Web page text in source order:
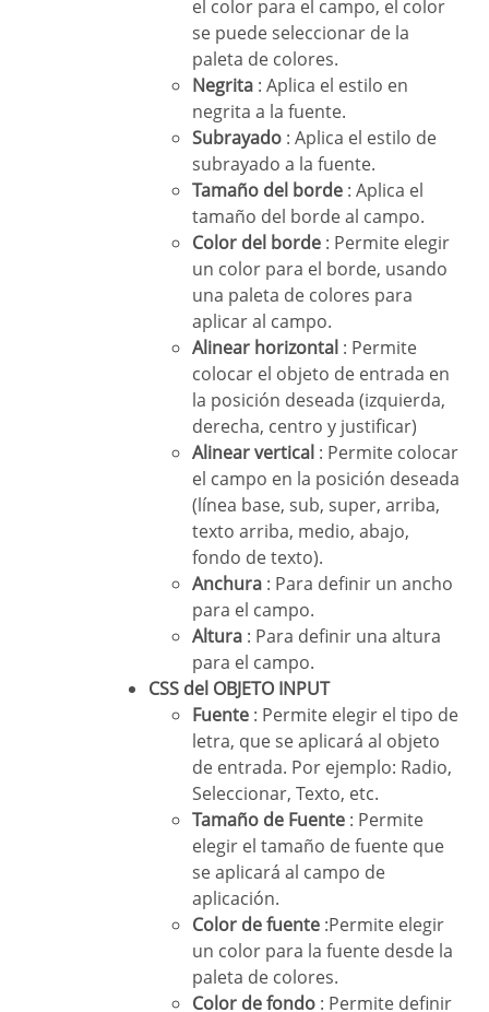
el color para el campo, el color
se puede seleccionar de la
paleta de colores.
Negrita : Aplica el estilo en
negrita a la fuente.
Subrayado : Aplica el estilo de
subrayado a la fuente.
Tamaño del borde : Aplica el
tamaño del borde al campo.
Color del borde : Permite elegir
un color para el borde, usando
una paleta de colores para
aplicar al campo.
Alinear horizontal : Permite
colocar el objeto de entrada en
la posición deseada (izquierda,
derecha, centro y justificar)
Alinear vertical : Permite colocar
el campo en la posición deseada
(línea base, sub, super, arriba,
texto arriba, medio, abajo,
fondo de texto).
Anchura : Para definir un ancho
para el campo.
Altura : Para definir una altura
para el campo.
CSS del OBJETO INPUT
Fuente : Permite elegir el tipo de
letra, que se aplicará al objeto
de entrada. Por ejemplo: Radio,
Seleccionar, Texto, etc.
Tamaño de Fuente : Permite
elegir el tamaño de fuente que
se aplicará al campo de
aplicación.
Color de fuente :Permite elegir
un color para la fuente desde la
paleta de colores.
Color de fondo : Permite definir